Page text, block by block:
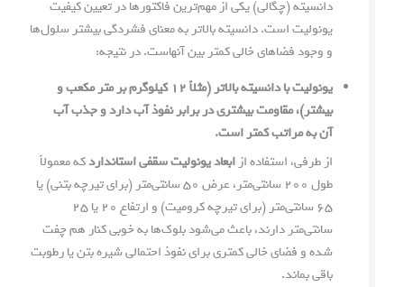
دانسیته (چگالی) یکی از مهم‌ترین فاکتورها در تعیین کیفیت
یونولیت است. دانسیته بالاتر به معنای فشردگی بیشتر سلول‌ها
و وجود فضاهای خالی کمتر بین آنهاست. در نتیجه:
یونولیت با دانسیته بالاتر (مثلاً ۱۲ کیلوگرم بر متر مکعب و
بیشتر)، مقاومت بیشتری در برابر نفوذ آب دارد و جذب آب
آن به مراتب کمتر است.
از طرفی، استفاده ازابعاد یونولیت سقفی استانداردکه معمولاً
طول ۲۰۰ سانتی‌متر، عرض ۵۰ سانتی‌متر (برای تیرچه بتنی) یا
۶۵ سانتی‌متر (برای تیرچه کرومیت) و ارتفاع ۲۰ یا ۲۵
سانتی‌متر دارند، باعث می‌شود بلوک‌ها به خوبی کنار هم چفت
شده و فضای خالی کمتری برای نفوذ احتمالی شیره بتن یا رطوبت
باقی بماند.